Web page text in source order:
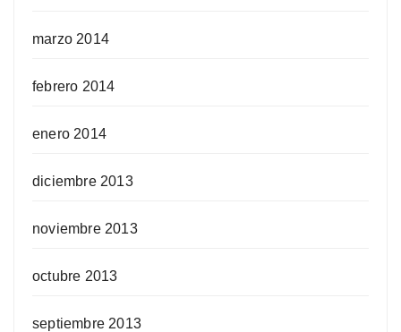
marzo 2014
febrero 2014
enero 2014
diciembre 2013
noviembre 2013
octubre 2013
septiembre 2013